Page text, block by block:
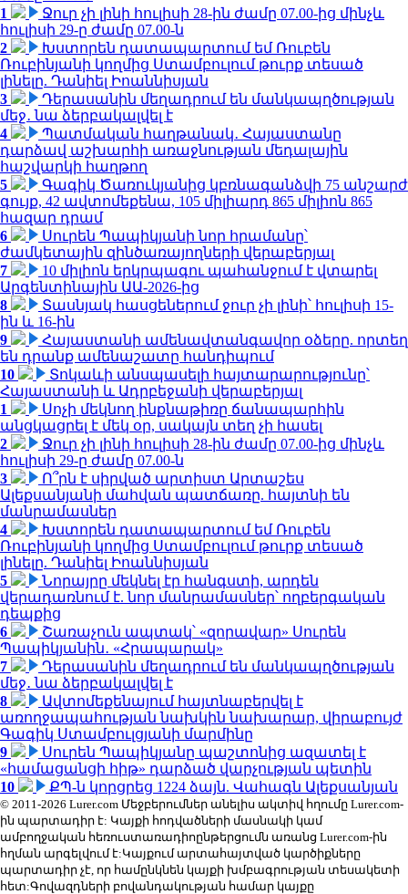
1
Ջուր չի լինի հուլիսի 28-ին ժամը 07.00-ից մինչև
հուլիսի 29-ը ժամը 07.00-ն
2
Խստորեն դատապարտում եմ Ռուբեն
Ռուբինյանի կողմից Ստամբուլում թուրք տեսած
լինելը. Դանիել Իոաննիսյան
3
Դերասանին մեղադրում են մանկապղծության
մեջ․ նա ձերբակալվել է
4
Պատմական հաղթանակ․ Հայաստանը
դարձավ աշխարհի առաջնության մեդալային
հաշվարկի հաղթող
5
Գագիկ Ծառուկյանից կբռնագանձվի 75 անշարժ
գույք, 42 ավտոմեքենա, 105 միլիարդ 865 միլիոն 865
հազար դրամ
6
Սուրեն Պապիկյանի նոր հրամանը՝
ժամկետային զինծառայողների վերաբերյալ
7
10 միլիոն երկրպագու պահանջում է վտարել
Արգենտինային ԱԱ-2026-ից
8
Տասնյակ հասցեներում ջուր չի լինի՝ հուլիսի 15-
ին և 16-ին
9
Հայաստանի ամենավտանգավոր օձերը. որտեղ
են դրանք ամենաշատը հանդիպում
10
Տոկաևի անսպասելի հայտարարությունը՝
Հայաստանի և Ադրբեջանի վերաբերյալ
1
Սոչի մեկնող ինքնաթիռը ճանապարհին
անցկացրել է մեկ օր, սակայն տեղ չի հասել
2
Ջուր չի լինի հուլիսի 28-ին ժամը 07.00-ից մինչև
հուլիսի 29-ը ժամը 07.00-ն
3
Ո՞րն է սիրված արտիստ Արտաշես
Ալեքսանյանի մահվան պատճառը. հայտնի են
մանրամասներ
4
Խստորեն դատապարտում եմ Ռուբեն
Ռուբինյանի կողմից Ստամբուլում թուրք տեսած
լինելը. Դանիել Իոաննիսյան
5
Նորայրը մեկնել էր հանգստի, արդեն
վերադառնում է. նոր մանրամասներ՝ ողբերգական
դեպքից
6
Շառաչուն ապտակ՝ «զորավար» Սուրեն
Պապիկյանին․ «Հրապարակ»
7
Դերասանին մեղադրում են մանկապղծության
մեջ․ նա ձերբակալվել է
8
Ավտոմեքենայում հայտնաբերվել է
առողջապահության նախկին նախարար, վիրաբույժ
Գագիկ Ստամբուլցյանի մարմինը
9
Սուրեն Պապիկյանը պաշտոնից ազատել է
«համացանցի հիթ» դարձած վարչության պետին
10
ՔՊ-ն կորցրեց 1224 ձայն. Վահագն Ալեքսանյան
© 2011-2026 Lurer.com Մեջբերումներ անելիս ակտիվ հղումը Lurer.com-
ին պարտադիր է: Կայքի հոդվածների մասնակի կամ
ամբողջական հեռուստառադիոընթերցումն առանց Lurer.com-ին
հղման արգելվում է:Կայքում արտահայտված կարծիքները
պարտադիր չէ, որ համընկնեն կայքի խմբագրության տեսակետի
հետ:Գովազդների բովանդակության համար կայքը